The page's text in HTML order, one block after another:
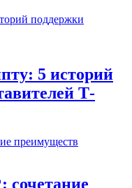
5 историй
Т-
сочетание